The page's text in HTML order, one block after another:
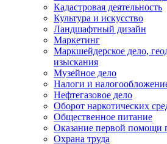
Кадастровая деятельность
Культура и искусство
Ландшафтный дизайн
Маркетинг
Маркшейдерское дело,
изыскания
Музейное дело
Налоги и
Нефтегазовое дело
Оборот наркотических
Общественное питание
Оказание первой помощи
Охрана труда